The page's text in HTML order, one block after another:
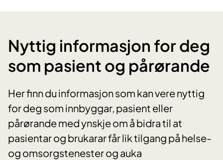
Nyttig informasjon for deg
som pasient og pårørande
Her finn du informasjon som kan vere nyttig
for deg som innbyggar, pasient eller
pårørande med ynskje om å bidra til at
pasientar og brukarar får lik tilgang på helse-
og omsorgstenester og auka